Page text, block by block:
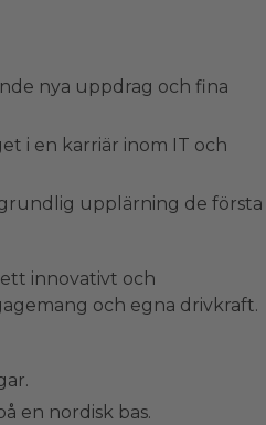
nya uppdrag och fina
i en karriär inom IT och
upplärning de första
innovativt och
och egna drivkraft.
en nordisk bas.